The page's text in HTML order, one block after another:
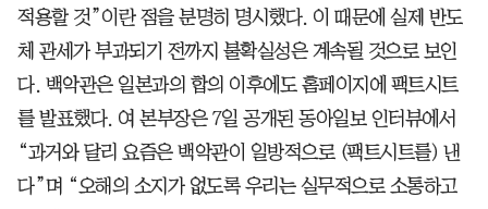
적용할 것”이란 점을 분명히 명시했다. 이 때문에 실제 반도
체 관세가 부과되기 전까지 불확실성은 계속될 것으로 보인
다. 백악관은 일본과의 합의 이후에도 홈페이지에 팩트시트
를 발표했다. 여 본부장은 7일 공개된 동아일보 인터뷰에서
“과거와 달리 요즘은 백악관이 일방적으로 (팩트시트를) 낸
다”며 “오해의 소지가 없도록 우리는 실무적으로 소통하고